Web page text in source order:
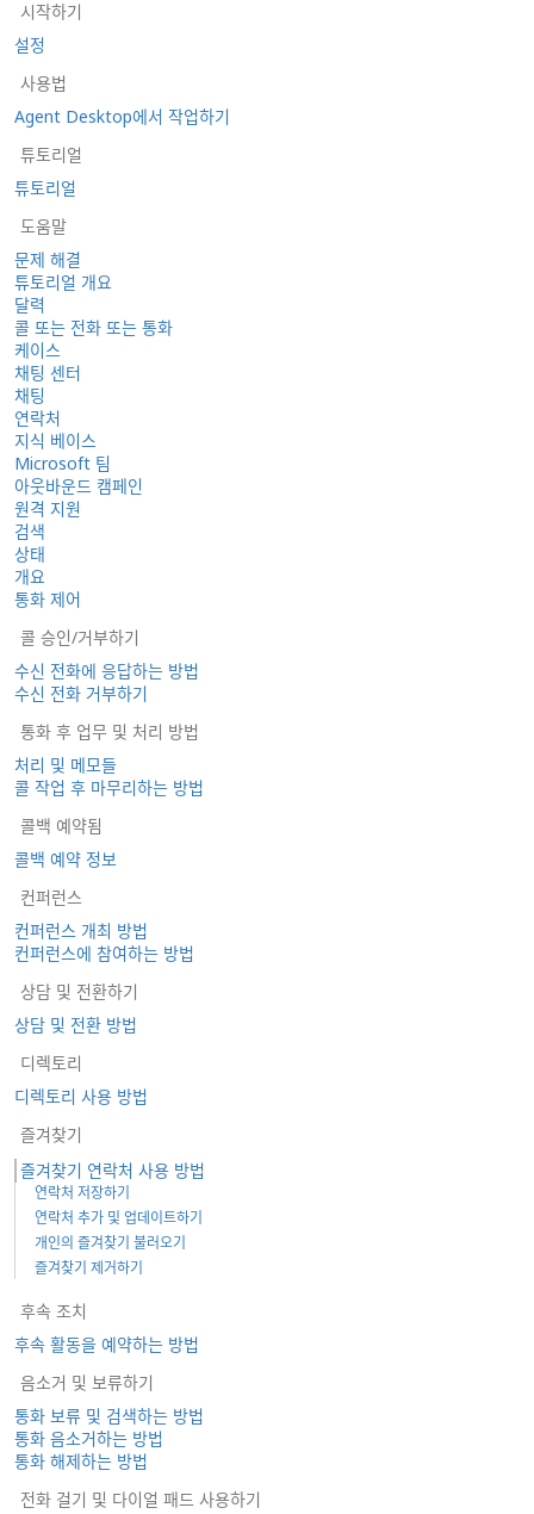
시작하기
설정
사용법
Agent Desktop에서 작업하기
튜토리얼
튜토리얼
도움말
문제 해결
튜토리얼 개요
달력
콜 또는 전화 또는 통화
케이스
채팅 센터
채팅
연락처
지식 베이스
Microsoft 팀
아웃바운드 캠페인
원격 지원
검색
상태
개요
통화 제어
콜 승인/거부하기
수신 전화에 응답하는 방법
수신 전화 거부하기
통화 후 업무 및 처리 방법
처리 및 메모들
콜 작업 후 마무리하는 방법
콜백 예약됨
콜백 예약 정보
컨퍼런스
컨퍼런스 개최 방법
컨퍼런스에 참여하는 방법
상담 및 전환하기
상담 및 전환 방법
디렉토리
디렉토리 사용 방법
즐겨찾기
즐겨찾기 연락처 사용 방법
연락처 저장하기
연락처 추가 및 업데이트하기
개인의 즐겨찾기 불러오기
즐겨찾기 제거하기
후속 조치
후속 활동을 예약하는 방법
음소거 및 보류하기
통화 보류 및 검색하는 방법
통화 음소거하는 방법
통화 해제하는 방법
전화 걸기 및 다이얼 패드 사용하기